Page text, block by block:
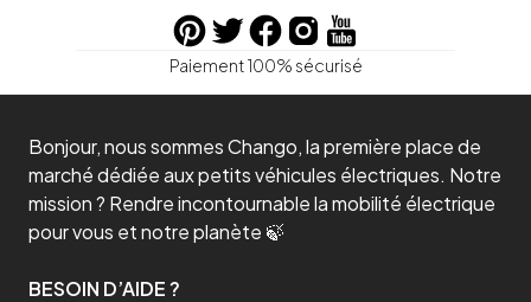
Paiement 100% sécurisé
Bonjour, nous sommes Chango, la première place de
marché dédiée aux petits véhicules électriques. Notre
mission ? Rendre incontournable la mobilité électrique
pour vous et notre planète 🍃
BESOIN D’AIDE ?